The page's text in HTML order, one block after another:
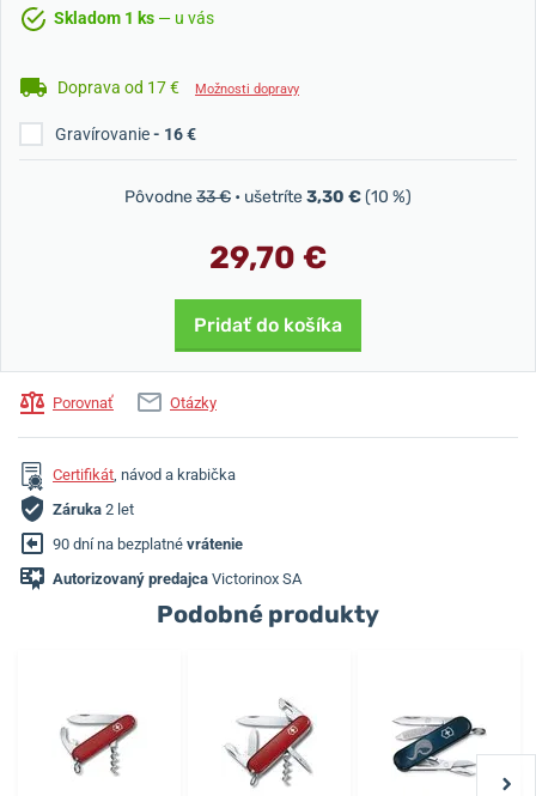
Skladom 1 ks — u vás
Doprava od 17 € Možnosti dopravy
Gravírovanie- 16 €
Pôvodne33 € • ušetríte3,30 €(10 %)
29,70 €
Pridať do košíka
Porovnať Otázky
Certifikát, návod a krabička
Záruka 2 let
90 dní na bezplatné vrátenie
Autorizovaný predajca Victorinox SA
Podobné produkty